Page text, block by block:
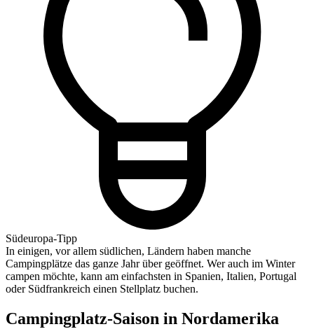
Südeuropa-Tipp
In einigen, vor allem südlichen, Ländern haben manche
Campingplätze das ganze Jahr über geöffnet. Wer auch im Winter
campen möchte, kann am einfachsten in Spanien, Italien, Portugal
oder Südfrankreich einen Stellplatz buchen.
Campingplatz-Saison in Nordamerika